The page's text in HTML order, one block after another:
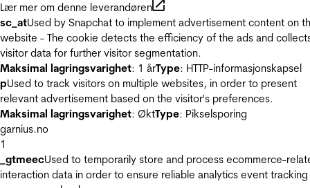
Lær mer om denne leverandøren
sc_atUsed by Snapchat to implement advertisement content on
website - The cookie detects the efficiency of the ads and
visitor data for further visitor segmentation.
Maksimal lagringsvarighet: 1 årType: HTTP-informasjonskapsel
pUsed to track visitors on multiple websites, in order to present
relevant advertisement based on the visitor's preferences.
Maksimal lagringsvarighet: ØktType: Pikselsporing
garnius.no
1
_gtmeecUsed to temporarily store and process ecommerce-
interaction data in order to ensure reliable analytics event tracking